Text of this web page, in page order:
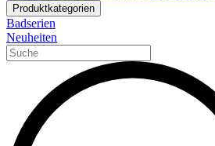
Produktkategorien
Badserien
Neuheiten